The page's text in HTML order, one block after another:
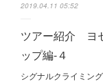
2019.04.11 05:52
ツアー紹介 ヨ
ップ編-４
シグナルクライミン